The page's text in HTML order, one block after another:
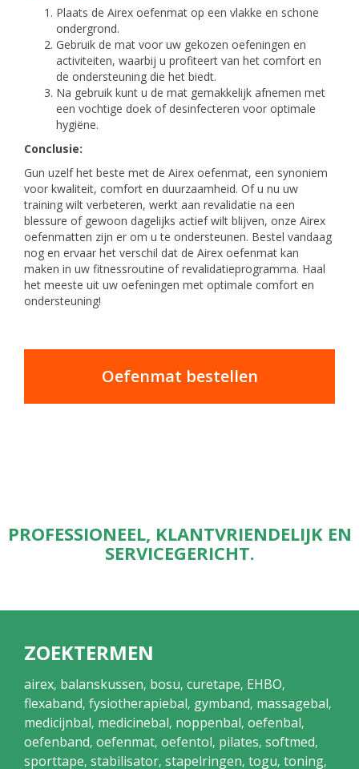
Plaats de Airex oefenmat op een vlakke en schone
ondergrond.
Gebruik de mat voor uw gekozen oefeningen en
activiteiten, waarbij u profiteert van het comfort en
de ondersteuning die het biedt.
Na gebruik kunt u de mat gemakkelijk afnemen met
een vochtige doek of desinfecteren voor optimale
hygiëne.
Conclusie:
Gun uzelf het beste met de Airex oefenmat, een synoniem
voor kwaliteit, comfort en duurzaamheid. Of u nu uw
training wilt verbeteren, werkt aan revalidatie na een
blessure of gewoon dagelijks actief wilt blijven, onze Airex
oefenmatten zijn er om u te ondersteunen. Bestel vandaag
nog en ervaar het verschil dat de Airex oefenmat kan
maken in uw fitnessroutine of revalidatieprogramma. Haal
het meeste uit uw oefeningen met optimale comfort en
ondersteuning!
Oefenmat bestellen
PROFESSIONEEL, KLANTVRIENDELIJK EN
SERVICEGERICHT.
ZOEKTERMEN
airex, balanskussen, bosu, curetape, EHBO,
flexaband, fysiotherapiebal, gymband, massagebal,
medicijnbal, medicinebal, noppenbal, oefenbal,
oefenband, oefenmat, oefentol, pilates, softmed,
sporttape, stabilisator, stapelringen, togu, toning,